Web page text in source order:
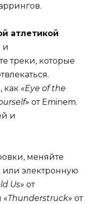
атлетикой
и
треки, которые
как «Eye of the
от Eminem.
и
меняйте
или электронную
Us» от
«Thunderstruck» от